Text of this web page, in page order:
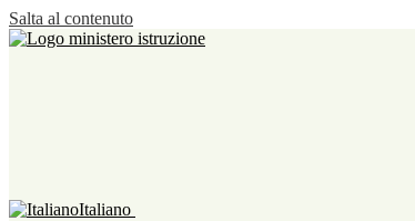
Salta al contenuto
Italiano